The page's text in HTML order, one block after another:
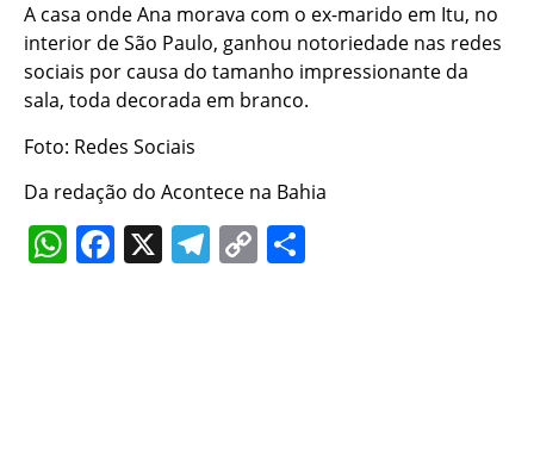
A casa onde Ana morava com o ex-marido em Itu, no
interior de São Paulo, ganhou notoriedade nas redes
sociais por causa do tamanho impressionante da
sala, toda decorada em branco.
Foto: Redes Sociais
Da redação do Acontece na Bahia
WhatsApp
Facebook
X Telegram
Copy